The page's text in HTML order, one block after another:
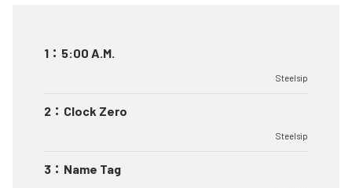
1 ： 5:00 A.M.
Steelsip
2 ： Clock Zero
Steelsip
3 ： Name Tag